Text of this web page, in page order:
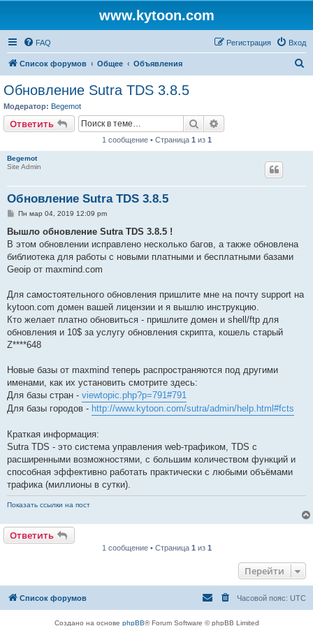
www.kytoon.com
FAQ Вход
Регистрация
Список форумов Общее Объявления
Обновление Sutra TDS 3.8.5
Модератор: Begemot
Ответить Поиск
1 сообщение • Страница 1 из 1
Begemot
Site Admin
Обновление Sutra TDS 3.8.5
С
о
щ
е
и
Пн мар 04, 2019 12:09 pm
Вышло обновление Sutra TDS 3.8.5 !
В этом обновлении исправлено несколько багов, а также обновлена
библиотека для работы с новыми платными и бесплатными базами
Geoip от maxmind.com
Для самостоятельного обновления пришлите мне на почту support на
kytoon.com домен вашей лицензии и я вышлю инструкцию.
Кто желает платно обновиться - пришлите домен и shell/ftp для
обновления и 10$ за услугу обновления скрипта, кошель старый
Z****648
Новые базы от maxmind теперь распространяются под другими
именами, как их установить смотрите здесь:
Для базы стран - viewtopic.php?p=791#791
Для базы городов - http://www.kytoon.com/sutra/admin/help.html#fcts
Краткая информация:
Sutra TDS - это система управления web-трафиком, TDS с
расширенными возможностями, с большим количеством функций и
способная эффективно работать практически с любыми объёмами
трафика (миллионы в сутки).
Показать ссылки на пост
Ответить
1 сообщение • Страница 1 из 1
Перейти
Список форумов Часовой пояс: UTC
Создано на основе phpBB® Forum Software © phpBB Limited